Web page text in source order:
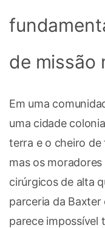
de missão
Em uma
uma cidade
terra e o cheiro de
mas os
cirúrgicos de alta
parceria da Baxter
parece impossível